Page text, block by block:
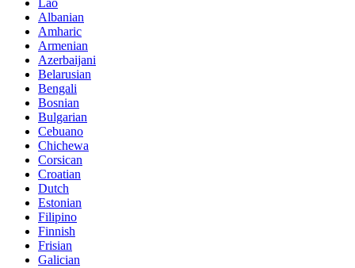
Lao
Albanian
Amharic
Armenian
Azerbaijani
Belarusian
Bengali
Bosnian
Bulgarian
Cebuano
Chichewa
Corsican
Croatian
Dutch
Estonian
Filipino
Finnish
Frisian
Galician